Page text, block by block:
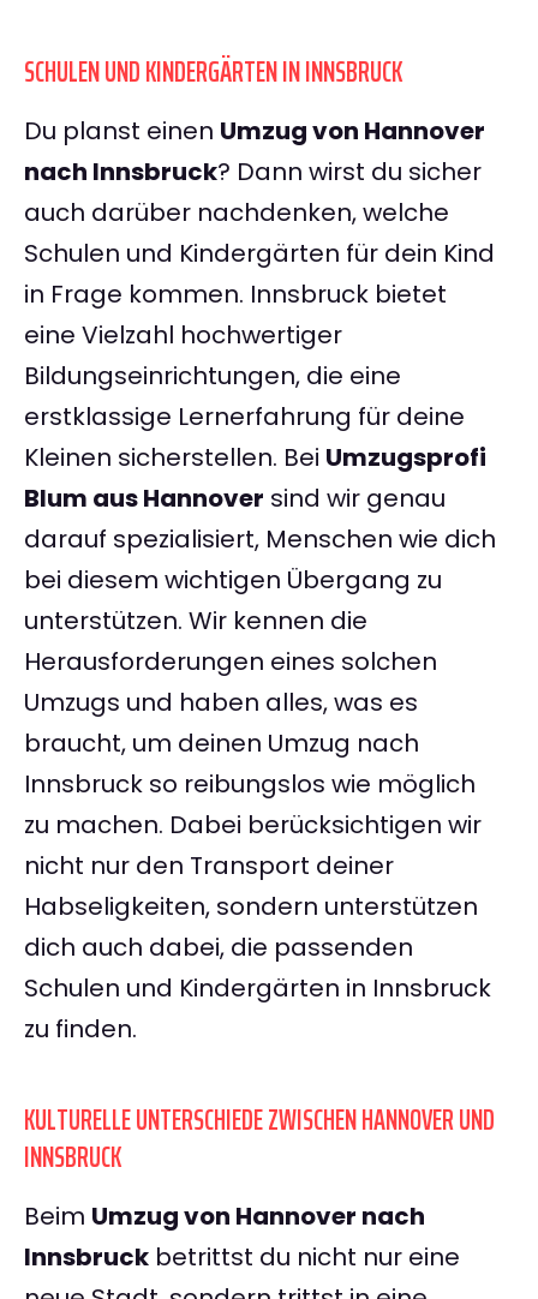
SCHULEN UND KINDERGÄRTEN IN INNSBRUCK
Du planst einen Umzug von Hannover
nach Innsbruck? Dann wirst du sicher
auch darüber nachdenken, welche
Schulen und Kindergärten für dein Kind
in Frage kommen. Innsbruck bietet
eine Vielzahl hochwertiger
Bildungseinrichtungen, die eine
erstklassige Lernerfahrung für deine
Kleinen sicherstellen. Bei Umzugsprofi
Blum aus Hannover sind wir genau
darauf spezialisiert, Menschen wie dich
bei diesem wichtigen Übergang zu
unterstützen. Wir kennen die
Herausforderungen eines solchen
Umzugs und haben alles, was es
braucht, um deinen Umzug nach
Innsbruck so reibungslos wie möglich
zu machen. Dabei berücksichtigen wir
nicht nur den Transport deiner
Habseligkeiten, sondern unterstützen
dich auch dabei, die passenden
Schulen und Kindergärten in Innsbruck
zu finden.
KULTURELLE UNTERSCHIEDE ZWISCHEN HANNOVER UND
INNSBRUCK
Beim Umzug von Hannover nach
Innsbruck betrittst du nicht nur eine